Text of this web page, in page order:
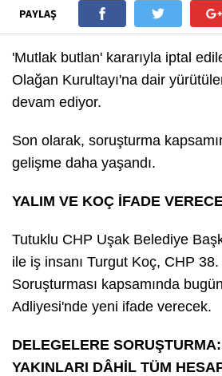
PAYLAŞ
'Mutlak butlan' kararıyla iptal
Olağan Kurultayı'na dair
devam ediyor.
Son olarak, soruşturma
gelişme daha yaşandı.
YALIM VE KOÇ İFADE
Tutuklu CHP Uşak Belediye
ile iş insanı Turgut Koç, CHP
Soruşturması kapsamında
Adliyesi'nde yeni ifade verecek.
DELEGELERE
YAKINLARI DÂHİL TÜM